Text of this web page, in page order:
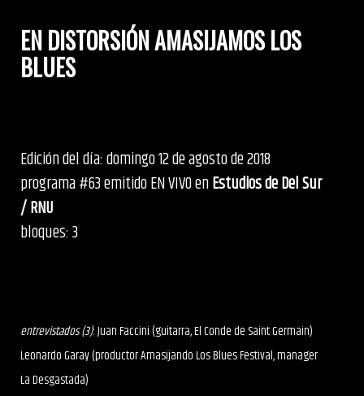
EN DISTORSIÓN AMASIJAMOS LOS
BLUES
Edición del día: domingo 12 de agosto de 2018
programa #63 emitido EN VIVO enEstudios de Del Sur
/ RNU
bloques: 3
entrevistados (3): Juan Faccini (guitarra, El Conde de Saint Germain)
Leonardo Garay (productor Amasijando Los Blues Festival, manager
La Desgastada)